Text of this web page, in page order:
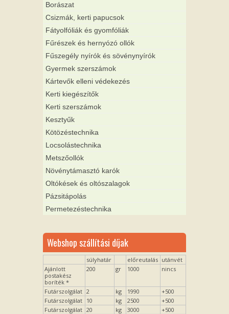
Borászat
Csizmák, kerti papucsok
Fátyolfóliák és gyomfóliák
Fűrészek és hernyózó ollók
Fűszegély nyírók és sövénynyírók
Gyermek szerszámok
Kártevők elleni védekezés
Kerti kiegészítők
Kerti szerszámok
Kesztyűk
Kötözéstechnika
Locsolástechnika
Metszőollók
Növénytámasztó karók
Oltókések és oltószalagok
Pázsitápolás
Permetezéstechnika
Webshop szállítási díjak
súlyhatár előreutalás utánvét
Ajánlott
postakész
boríték *
200 gr 1000 nincs
Futárszolgálat 2 kg 1990
+500
Futárszolgálat 10 kg 2500
+500
Futárszolgálat 20 kg 3000
+500